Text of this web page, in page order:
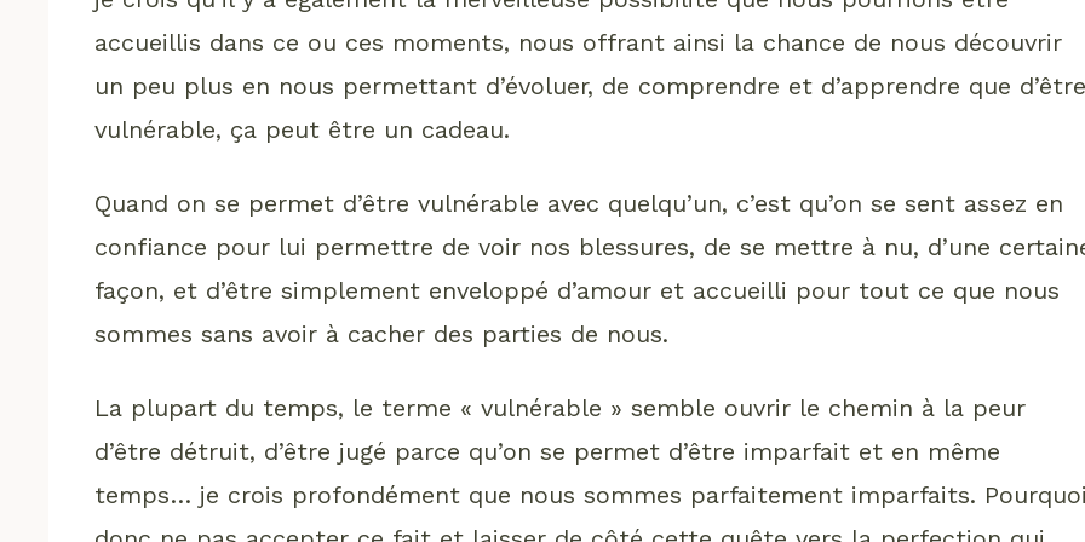
accueillis dans ce ou ces moments, nous offrant ainsi la chance de nous découvrir
un peu plus en nous permettant d’évoluer, de comprendre et d’apprendre que d’être
vulnérable, ça peut être un cadeau.
Quand on se permet d’être vulnérable avec quelqu’un, c’est qu’on se sent assez en
confiance pour lui permettre de voir nos blessures, de se mettre à nu, d’une
façon, et d’être simplement enveloppé d’amour et accueilli pour tout ce que nous
sommes sans avoir à cacher des parties de nous.
La plupart du temps, le terme « vulnérable » semble ouvrir le chemin à la peur
d’être détruit, d’être jugé parce qu’on se permet d’être imparfait et en même
temps… je crois profondément que nous sommes parfaitement imparfaits. Pourquoi